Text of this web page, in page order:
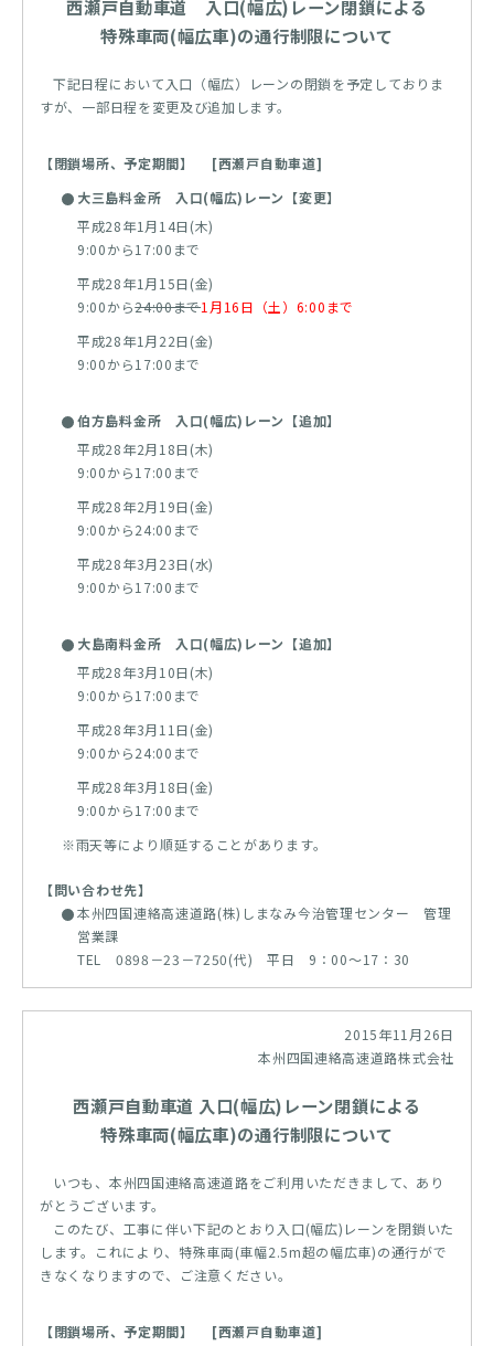
西瀬戸自動車道 入口(幅広)レーン閉鎖による
特殊車両(幅広車)の通行制限について
下記日程において入口（幅広）レーンの閉鎖を予定しておりま
すが、一部日程を変更及び追加します。
【閉鎖場所、予定期間】 [西瀬戸自動車道]
大三島料金所 入口(幅広)レーン【変更】
平成28年1月14日(木)
9:00から17:00まで
平成28年1月15日(金)
9:00から24:00まで1月16日（土）6:00まで
平成28年1月22日(金)
9:00から17:00まで
伯方島料金所 入口(幅広)レーン【追加】
平成28年2月18日(木)
9:00から17:00まで
平成28年2月19日(金)
9:00から24:00まで
平成28年3月23日(水)
9:00から17:00まで
大島南料金所 入口(幅広)レーン【追加】
平成28年3月10日(木)
9:00から17:00まで
平成28年3月11日(金)
9:00から24:00まで
平成28年3月18日(金)
9:00から17:00まで
※雨天等により順延することがあります。
【問い合わせ先】
本州四国連絡高速道路(株)しまなみ今治管理センター 管理
営業課
TEL 0898－23－7250(代) 平日 9：00～17：30
2015年11月26日
本州四国連絡高速道路株式会社
西瀬戸自動車道 入口(幅広)レーン閉鎖による
特殊車両(幅広車)の通行制限について
いつも、本州四国連絡高速道路をご利用いただきまして、あり
がとうございます。
このたび、工事に伴い下記のとおり入口(幅広)レーンを閉鎖いた
します。これにより、特殊車両(車幅2.5m超の幅広車)の通行がで
きなくなりますので、ご注意ください。
【閉鎖場所、予定期間】 [西瀬戸自動車道]